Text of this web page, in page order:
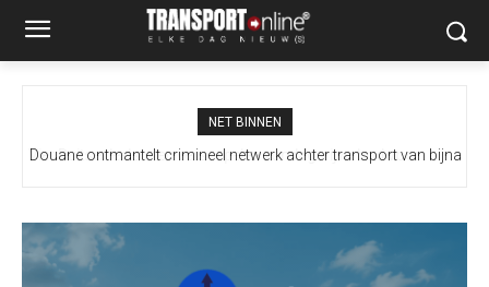
NET BINNEN
Douane ontmantelt crimineel netwerk achter transport van bijna